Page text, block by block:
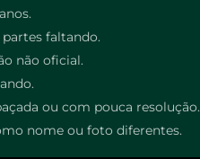
faltando.
não oficial.
ou com pouca resolução.
nome ou foto diferentes.